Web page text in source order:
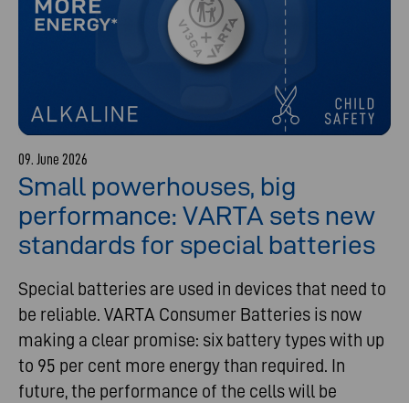
09. June 2026
Small powerhouses, big
performance: VARTA sets new
standards for special batteries
Special batteries are used in devices that need to
be reliable. VARTA Consumer Batteries is now
making a clear promise: six battery types with up
to 95 per cent more energy than required. In
future, the performance of the cells will be